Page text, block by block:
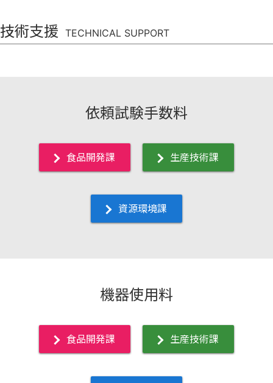
技術支援 TECHNICAL SUPPORT
依頼試験手数料
食品開発課 生産技術課
資源環境課
機器使用料
食品開発課 生産技術課